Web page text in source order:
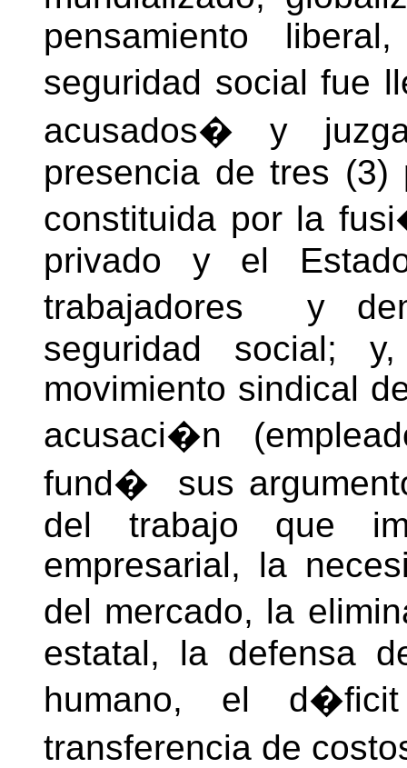
pensamiento
seguridad social fue
acusados� y
presencia de tres (3)
constituida por la
privado y el
trabajadores y
seguridad social;
movimiento sindical
acusaci�n
fund� sus
del trabajo que
empresarial, la
del mercado, la
estatal, la defensa
humano, el
transferencia de